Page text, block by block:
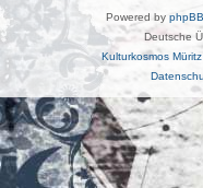
Powered by phpBB
Deutsche
Kulturkosmos